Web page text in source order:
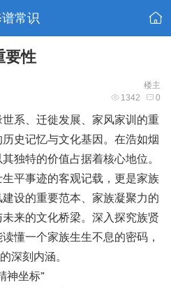
常识
要性
楼主
1342 0
系、迁徙发展、家风家训的重
史记忆与文化基因。在浩如烟
独特的价值占据着核心地位。
平事迹的客观记载，更是家族
设的重要范本、家族凝聚力的
来的文化桥梁。深入探究族贤
懂一个家族生生不息的密码，
深刻内涵。
神坐标”